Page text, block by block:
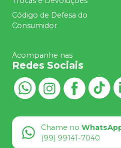
Código de Defesa do
Consumidor
Acompanhe nas
Redes Sociais
Chame no
(99) 99141-7040